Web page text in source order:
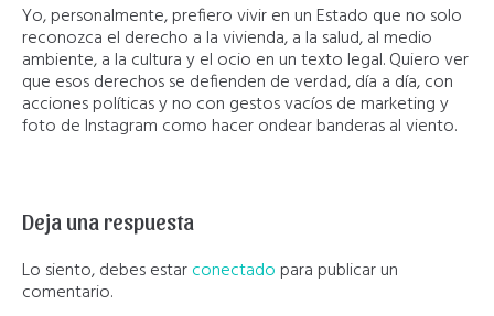
Yo, personalmente, prefiero vivir en un Estado que no solo
reconozca el derecho a la vivienda, a la salud, al medio
ambiente, a la cultura y el ocio en un texto legal. Quiero ver
que esos derechos se defienden de verdad, día a día, con
acciones políticas y no con gestos vacíos de marketing y
foto de Instagram como hacer ondear banderas al viento.
Deja una respuesta
Lo siento, debes estarconectado para publicar un
comentario.